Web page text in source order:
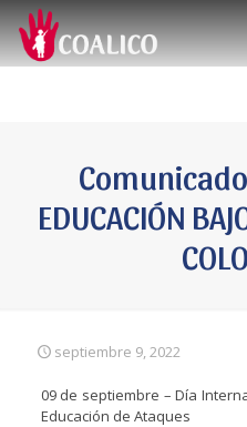
EDUCACIÓN
septiembre 9, 2022
09 de septiembre – Día
Educación de Ataques